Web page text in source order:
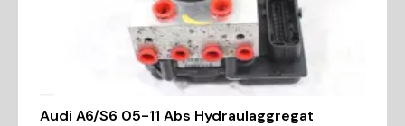
Audi A6/S6 05-11 Abs Hydraulaggregat